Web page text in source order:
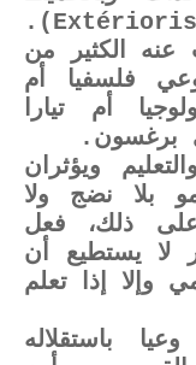
).
الكثير من
فلسفيا أم
أم تيارا
برغسون.
ويؤثران
بلا نضج ولا
ذلك، فعل
لا يستطيع أن
وإلا إذا تعلم
باستقلاله